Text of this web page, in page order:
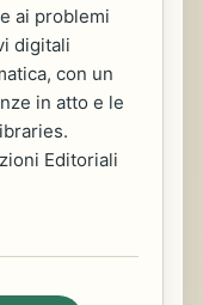
ai problemi
digitali
con un
in atto e le
Editoriali